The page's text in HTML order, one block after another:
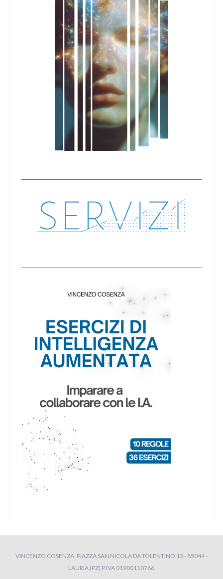
VINCENZO COSENZA, PIAZZA SAN NICOLA DA TOLENTINO 13 - 85044 -
LAURIA (PZ) P.IVA 01900110766